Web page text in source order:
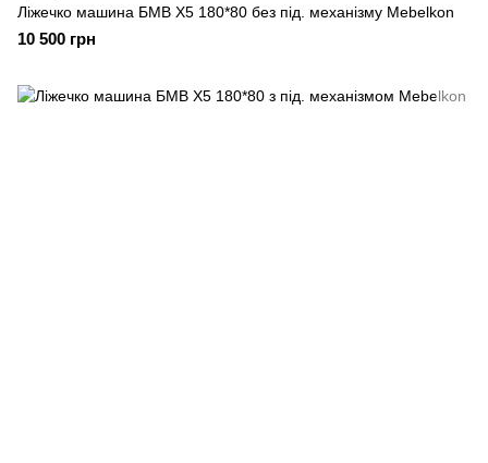
Ліжечко машина БМВ X5 180*80 без під. механізму Mebelkon
10 500 грн